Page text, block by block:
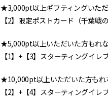
★3,000pt以上ギフティングいただ
【2】限定ポストカード（千葉
★5,000pt以上いただいた方もれな
【1】+【3】スターティングイ
★10,000pt以上いただいた方もれ
【2】+【4】スターティングイ